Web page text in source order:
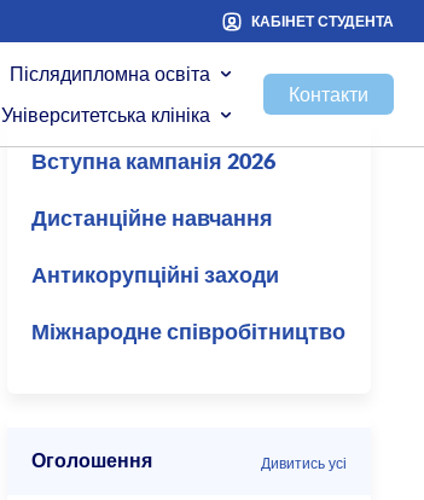
КАБІНЕТ СТУДЕНТА
Післядипломна освіта
Університетська клініка
Контакти
Вступна кампанія 2026
Дистанційне навчання
Антикорупційні заходи
Міжнародне співробітництво
Оголошення Дивитись усі